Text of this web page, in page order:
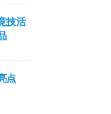
技活
点